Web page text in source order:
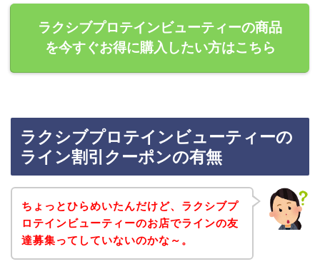
ラクシブプロテインビューティーの商品
を今すぐお得に購入したい方はこちら
ラクシブプロテインビューティーの
ライン割引クーポンの有無
ちょっとひらめいたんだけど、ラクシブプ
ロテインビューティーのお店でラインの友
達募集ってしていないのかな～。